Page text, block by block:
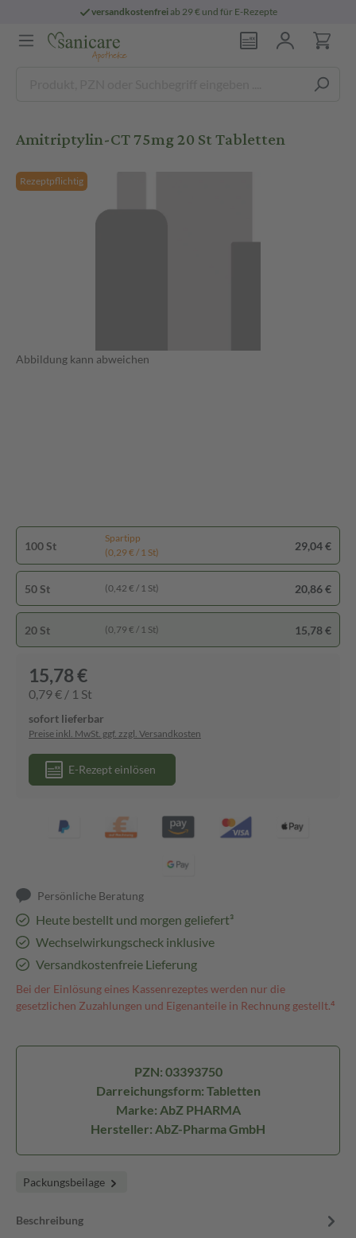
versandkostenfreiab 29 € und für E-Rezepte
Amitriptylin-CT 75mg 20 St Tabletten
Rezeptpflichtig
Abbildung kann abweichen
100 St
Spartipp
(0,29 € / 1 St)
29,04 €
50 St (0,42 € / 1 St) 20,86 €
20 St (0,79 € / 1 St) 15,78 €
15,78 €
0,79 € / 1 St
sofort lieferbar
Preise inkl. MwSt. ggf. zzgl. Versandkosten
E-Rezept einlösen
Persönliche Beratung
Heute bestellt und morgen geliefert³
Wechselwirkungscheck inklusive
Versandkostenfreie Lieferung
Bei der Einlösung eines Kassenrezeptes werden nur die
gesetzlichen Zuzahlungen und Eigenanteile in Rechnung gestellt.⁴
PZN: 03393750
Darreichungsform: Tabletten
Marke: AbZ PHARMA
Hersteller: AbZ-Pharma GmbH
Packungsbeilage
Beschreibung